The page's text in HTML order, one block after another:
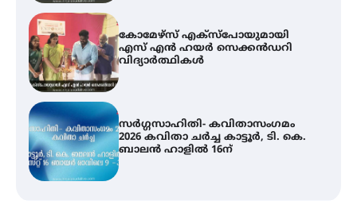
കോമേഴ്സ് എക്സ്പോയുമായി
എസ് എൻ ഹയർ സെക്കൻഡറി
വിദ്യാർത്ഥികൾ
സർഗ്ഗസാഹിതി- കവിതാസംഗമം
2026 കവിതാ ചർച്ച കാട്ടൂർ, ടി. കെ.
ബാലൻ ഹാളിൽ 16ന്